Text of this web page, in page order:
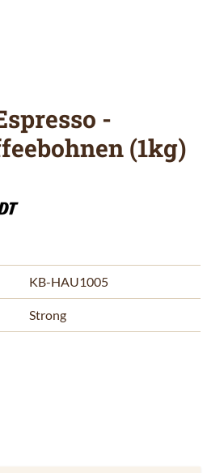
-
(1kg)
KB-HAU1005
Strong